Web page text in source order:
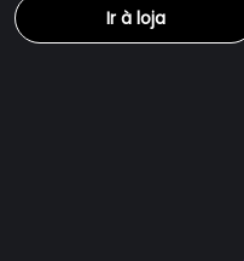
Ir à loja